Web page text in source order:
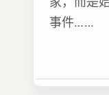
事件……